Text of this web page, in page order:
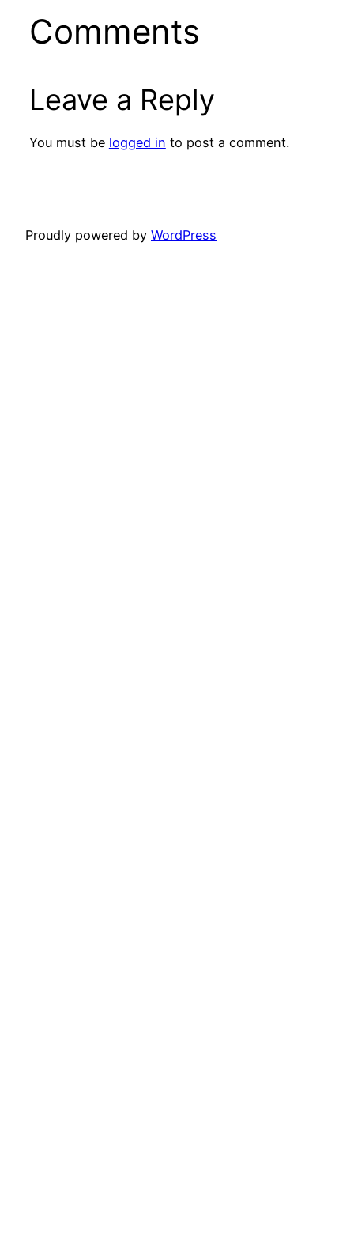
Comments
Leave a Reply
You must be logged in to post a comment.
Proudly powered by WordPress